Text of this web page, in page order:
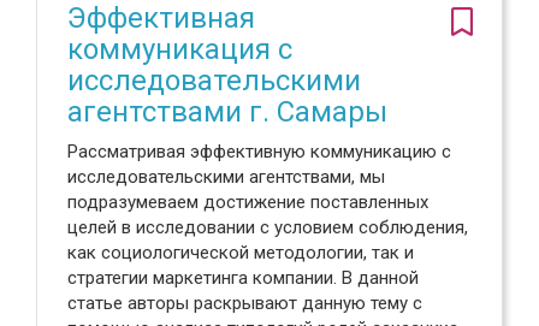
Эффективная
коммуникация с
исследовательскими
агентствами г. Самары
Рассматривая эффективную коммуникацию с
исследовательскими агентствами, мы
подразумеваем достижение поставленных
целей в исследовании с условием соблюдения,
как социологической методологии, так и
стратегии маркетинга компании. В данной
статье авторы раскрывают данную тему с